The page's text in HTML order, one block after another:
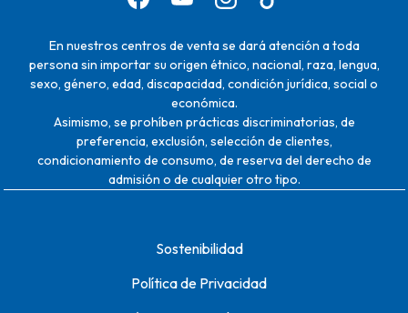
En nuestros centros de venta se dará atención a toda
persona sin importar su origen étnico, nacional, raza, lengua,
sexo, género, edad, discapacidad, condición jurídica, social o
económica.
Asimismo, se prohíben prácticas discriminatorias, de
preferencia, exclusión, selección de clientes,
condicionamiento de consumo, de reserva del derecho de
admisión o de cualquier otro tipo.
Sostenibilidad
Política de Privacidad